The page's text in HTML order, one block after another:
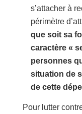
s’attacher à
périmètre
que soit sa
caractère «
personnes
situation de
de cette
Pour lutter